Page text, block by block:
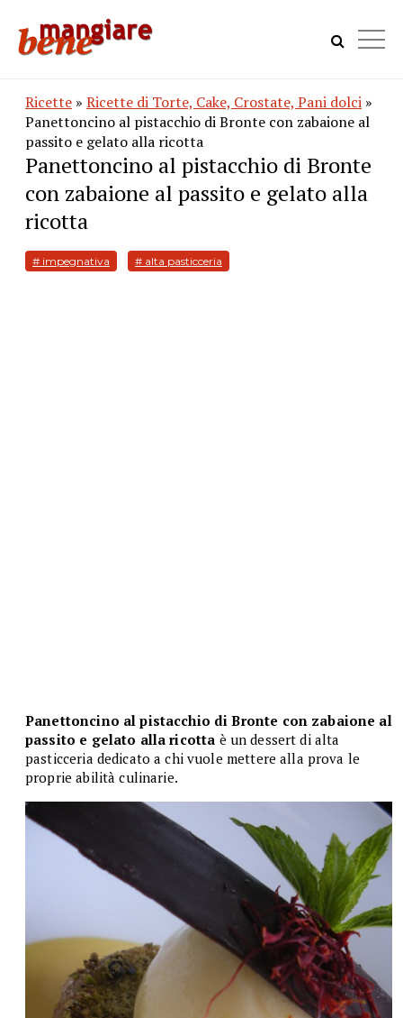
Ricette » Ricette di Torte, Cake, Crostate, Pani dolci »
Panettoncino al pistacchio di Bronte con zabaione al
passito e gelato alla ricotta
Panettoncino al pistacchio di Bronte
con zabaione al passito e gelato alla
ricotta
# impegnativa # alta pasticceria
Panettoncino al pistacchio di Bronte con zabaione al
passito e gelato alla ricotta è un dessert di alta
pasticceria dedicato a chi vuole mettere alla prova le
proprie abilità culinarie.